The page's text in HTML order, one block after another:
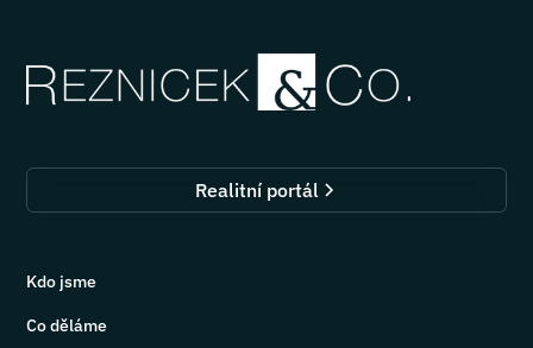
Realitní portál
Kdo jsme
Co děláme